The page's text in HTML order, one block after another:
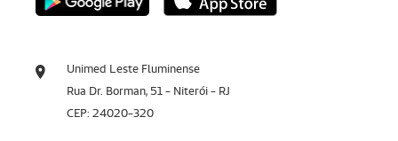
Unimed Leste Fluminense
Rua Dr. Borman, 51 - Niterói - RJ
CEP: 24020-320